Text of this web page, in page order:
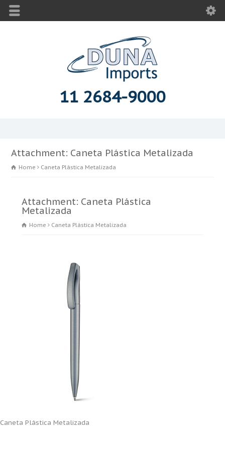
11 2684-9000
Attachment: Caneta Plástica Metalizada
Home Caneta Plástica Metalizada
Attachment: Caneta Plástica
Metalizada
Home Caneta Plástica Metalizada
Caneta Plástica Metalizada